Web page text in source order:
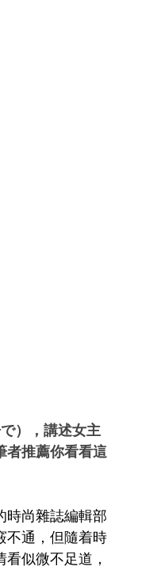
），講述女主
者推薦你看看這
時尚雜誌編輯部
不通，但隨着時
似微不足道，